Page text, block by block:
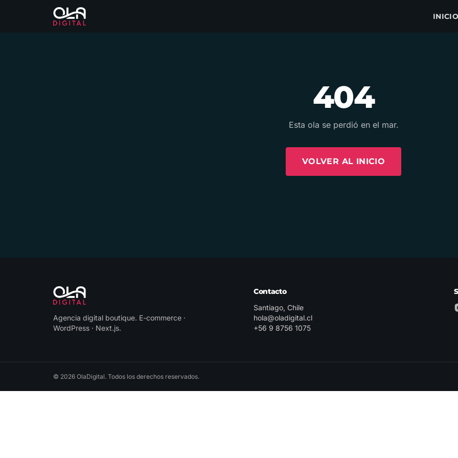
404
Esta ola se perdió en el mar.
VOLVER AL INICIO
Agencia digital boutique. E-commerce ·
WordPress · Next.js.
Contacto
Santiago, Chile
hola@oladigital.cl
+56 9 8756 1075
© 2026 OlaDigital. Todos los derechos reservados.